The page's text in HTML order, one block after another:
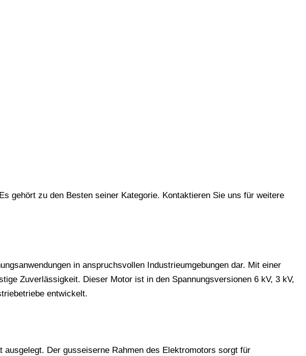
gehört zu den Besten seiner Kategorie. Kontaktieren Sie uns für weitere
in anspruchsvollen Industrieumgebungen dar. Mit einer
Zuverlässigkeit. Dieser Motor ist in den Spannungsversionen 6 kV, 3 kV,
entwickelt.
Der gusseiserne Rahmen des Elektromotors sorgt für